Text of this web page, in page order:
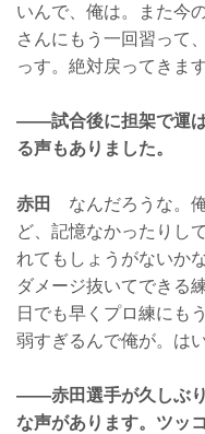
いんで、俺は。また今
さんにもう一回習って
っす。絶対戻ってきます
——試合後に担架で運
る声もありました。
赤田
なんだろうな。
ど、記憶なかったりし
れてもしょうがないか
ダメージ抜いてできる
日でも早くプロ練にも
弱すぎるんで俺が。は
——赤田選手が久しぶ
な声があります。ツッ